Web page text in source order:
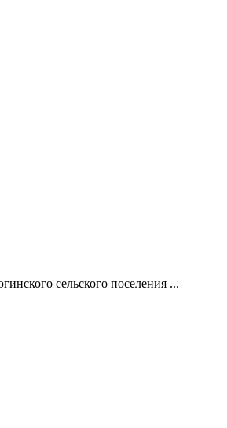
сельского поселения ...